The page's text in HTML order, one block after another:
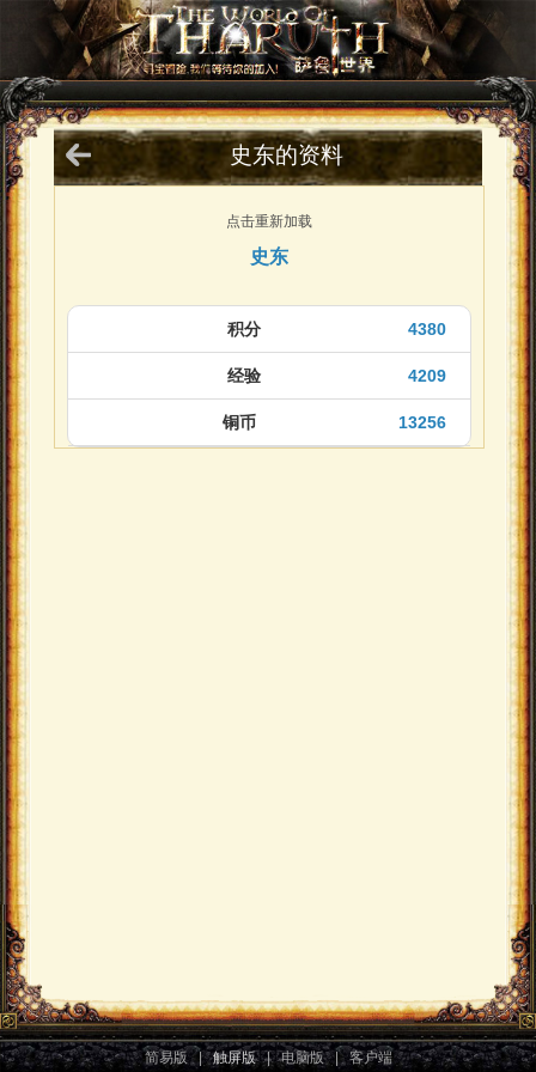
史东的资料
点击重新加载
史东
4380
积分
4209
经验
13256
铜币
简易版 | 触屏版 | 电脑版 | 客户端